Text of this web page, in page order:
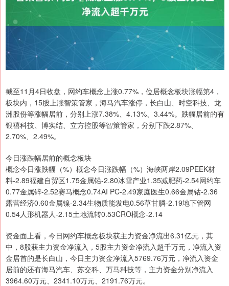
截至11月4日收盘，网约车概念上涨0.77%，位居概念板块涨幅第4，
板块内，15股上涨智策管家，海马汽车涨停，长白山、时空科技、龙
洲股份等涨幅居前，分别上涨7.38%、4.13%、3.44%。跌幅居前的有
银禧科技、博实结、立方控股等智策管家，分别下跌2.87%、
2.70%、2.49%。
今日涨跌幅居前的概念板块
概念今日涨跌幅（%）概念今日涨跌幅（%）海峡两岸2.09PEEK材
料-2.89福建自贸区1.75金属铅-2.80冰雪产业1.35减肥药-2.54网约车
0.77金属锌-2.52赛马概念0.74AI PC-2.49家庭医生0.66金属钴-2.36
露营经济0.60金属镍-2.34生物质能发电0.56草甘膦-2.19地下管网
0.54人形机器人-2.15土地流转0.53CRO概念-2.14
资金面上看，今日网约车概念板块获主力资金净流出6.31亿元，其
中，8股获主力资金净流入，5股主力资金净流入超千万元，净流入资
金居首的是长白山，今日主力资金净流入5769.76万元，净流入资金
居前的还有海马汽车、苏交科、万马科技等，主力资金分别净流入
3964.60万元、2341.10万元、2191.76万元。